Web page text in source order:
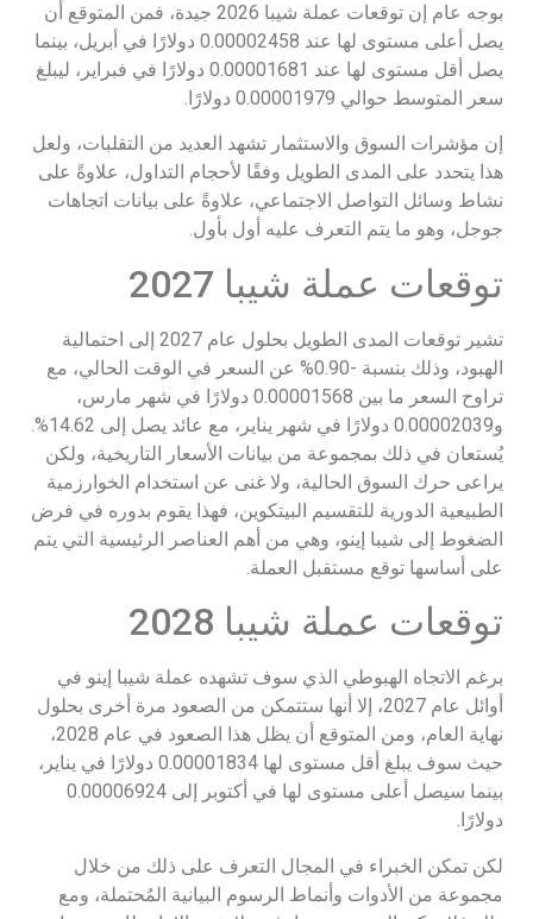
بوجه عام إن توقعات عملة شيبا 2026 جيدة، فمن المتوقع أن
يصل أعلى مستوى لها عند 0.00002458 دولارًا في أبريل، بينما
يصل أقل مستوى لها عند 0.00001681 دولارًا في فبراير، ليبلغ
سعر المتوسط حوالي 0.00001979 دولارًا.
إن مؤشرات السوق والاستثمار تشهد العديد من التقلبات، ولعل
هذا يتحدد على المدى الطويل وفقًا لأحجام التداول، علاوةً على
نشاط وسائل التواصل الاجتماعي، علاوةً على بيانات اتجاهات
جوجل، وهو ما يتم التعرف عليه أول بأول.
توقعات عملة شيبا 2027
تشير توقعات المدى الطويل بحلول عام 2027 إلى احتمالية
الهبود، وذلك بنسبة -0.90% عن السعر في الوقت الحالي، مع
تراوح السعر ما بين 0.00001568 دولارًا في شهر مارس،
و0.00002039 دولارًا في شهر يناير، مع عائد يصل إلى 14.62%.
يُستعان في ذلك بمجموعة من بيانات الأسعار التاريخية، ولكن
يراعى حرك السوق الحالية، ولا غنى عن استخدام الخوارزمية
الطبيعية الدورية للتقسيم البيتكوين، فهذا يقوم بدوره في فرض
الضغوط إلى شيبا إينو، وهي من أهم العناصر الرئيسية التي يتم
على أساسها توقع مستقبل العملة.
توقعات عملة شيبا 2028
برغم الاتجاه الهبوطي الذي سوف تشهده عملة شيبا إينو في
أوائل عام 2027، إلا أنها ستتمكن من الصعود مرة أخرى بحلول
نهاية العام، ومن المتوقع أن يظل هذا الصعود في عام 2028،
حيث سوف يبلغ أقل مستوى لها 0.00001834 دولارًا في يناير،
بينما سيصل أعلى مستوى لها في أكتوبر إلى 0.00006924
دولارًا.
لكن تمكن الخبراء في المجال التعرف على ذلك من خلال
مجموعة من الأدوات وأنماط الرسوم البيانية المُحتملة، ومع